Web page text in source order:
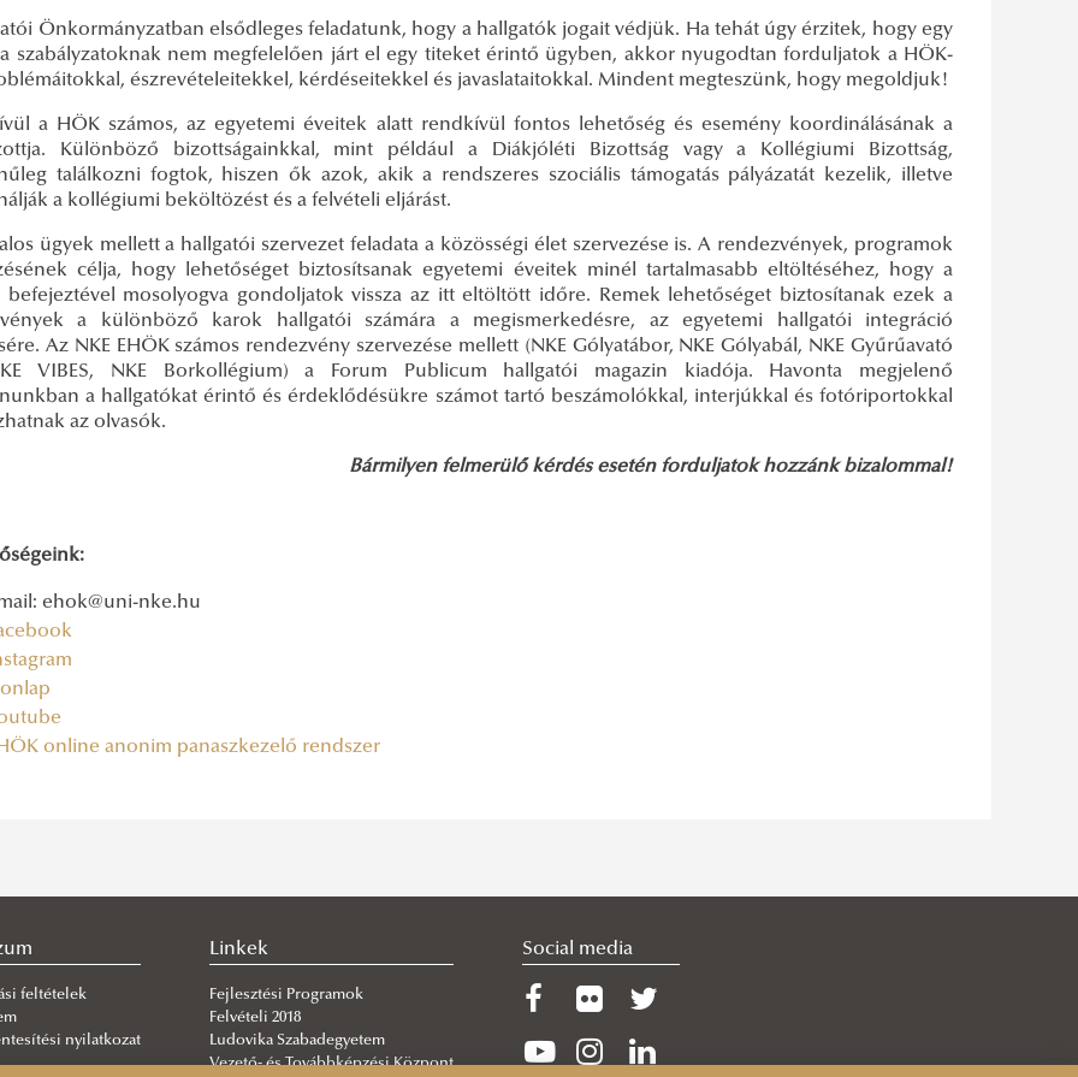
Önkormányzatban elsődleges feladatunk, hogy a hallgatók jogait védjük. Ha tehát úgy érzitek, hogy egy
szabályzatoknak nem megfelelően járt el egy titeket érintő ügyben, akkor nyugodtan forduljatok a HÖK-
észrevételeitekkel, kérdéseitekkel és javaslataitokkal. Mindent megteszünk, hogy megoldjuk!
a HÖK számos, az egyetemi éveitek alatt rendkívül fontos lehetőség és esemény koordinálásának a
Különböző bizottságainkkal, mint például a Diákjóléti Bizottság vagy a Kollégiumi Bizottság,
találkozni fogtok, hiszen ők azok, akik a rendszeres szociális támogatás pályázatát kezelik, illetve
a kollégiumi beköltözést és a felvételi eljárást.
ügyek mellett a hallgatói szervezet feladata a közösségi élet szervezése is. A rendezvények, programok
célja, hogy lehetőséget biztosítsanak egyetemi éveitek minél tartalmasabb eltöltéséhez, hogy a
befejeztével mosolyogva gondoljatok vissza az itt eltöltött időre. Remek lehetőséget biztosítanak ezek a
a különböző karok hallgatói számára a megismerkedésre, az egyetemi hallgatói integráció
Az NKE EHÖK számos rendezvény szervezése mellett (NKE Gólyatábor, NKE Gólyabál, NKE Gyűrűavató
VIBES, NKE Borkollégium) a Forum Publicum hallgatói magazin kiadója. Havonta megjelenő
a hallgatókat érintő és érdeklődésükre számot tartó beszámolókkal, interjúkkal és fotóriportokkal
az olvasók.
Bármilyen felmerülő kérdés esetén forduljatok hozzánk bizalommal!
ehok@uni-nke.hu
online anonim panaszkezelő rendszer
feltételek
nyilatkozat
Linkek
Fejlesztési Programok
Felvételi 2018
Ludovika Szabadegyetem
Vezető- és Továbbképzési Központ
Social media